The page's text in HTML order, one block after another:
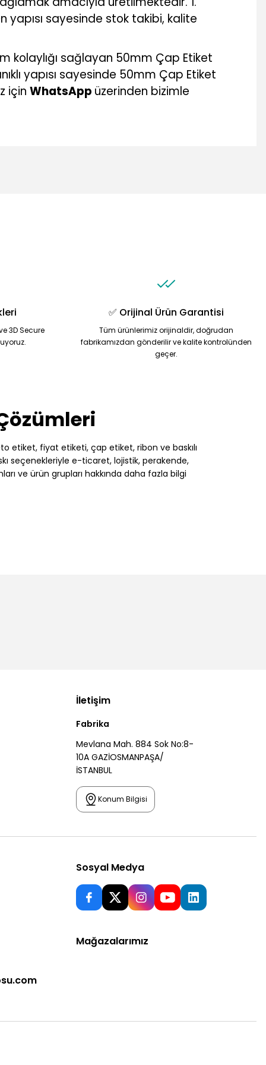
yapısı sayesinde stok takibi, kalite
kolaylığı sağlayan 50mm Çap Etiket
yapısı sayesinde 50mm Çap Etiket
için WhatsApp üzerinden bizimle
3D Secure
✅ Orijinal Ürün Garantisi
Tüm ürünlerimiz orijinaldir, doğrudan
fabrikamızdan gönderilir ve kalite kontrolünden
geçer.
etiket, fiyat etiketi, çap etiket, ribon ve baskılı
seçenekleriyle e-ticaret, lojistik, perakende,
ve ürün grupları hakkında daha fazla bilgi
İletişim
Fabrika
Mevlana Mah. 884 Sok No:8-
10A GAZİOSMANPAŞA/
İSTANBUL
Konum Bilgisi
Sosyal Medya
Mağazalarımız